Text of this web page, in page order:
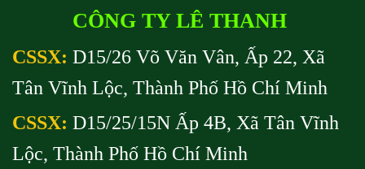
CÔNG TY LÊ THANH
CSSX: D15/26 Võ Văn Vân, Ấp 22, Xã
Tân Vĩnh Lộc, Thành Phố Hồ Chí Minh
CSSX: D15/25/15N Ấp 4B, Xã Tân Vĩnh
Lộc, Thành Phố Hồ Chí Minh